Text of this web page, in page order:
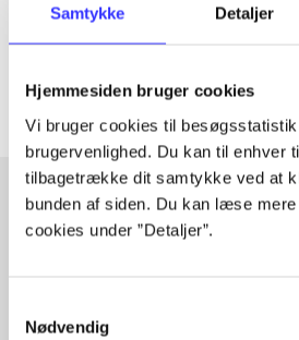
Samtykke Detaljer
Hjemmesiden bruger cookies
Vi bruger cookies til
brugervenlighed. Du kan til enhver
tilbagetrække dit samtykke ved at
bunden af siden. Du kan læse
cookies under ”Detaljer”.
Nødvendig
Tidsskrift
Artikler med samme emner